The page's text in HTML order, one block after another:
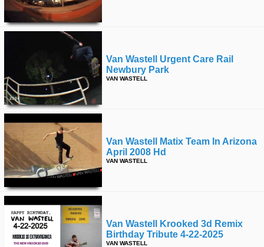
Van Wastell Urgent Care Rail
Newbury Park
VAN WASTELL
Van Wastell Matix Team In Arizona
April 2008 Hd
VAN WASTELL
Van Wastell Krooked 3d Remix
Birthday Tribute 4-22-2025
VAN WASTELL